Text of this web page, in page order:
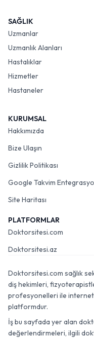
SAĞLIK
Uzmanlar
Uzmanlık Alanları
Hastalıklar
Hizmetler
Hastaneler
KURUMSAL
Hakkımızda
Bize Ulaşın
Gizlilik Politikası
Google Takvim
Site Haritası
PLATFORMLAR
Doktorsitesi.com
Doktorsitesi.az
Doktorsitesi.com sağlık
diş hekimleri,
profesyonelleri ile internet
platformdur.
İş bu sayfada yer alan
değerlendirmeleri, ilgili